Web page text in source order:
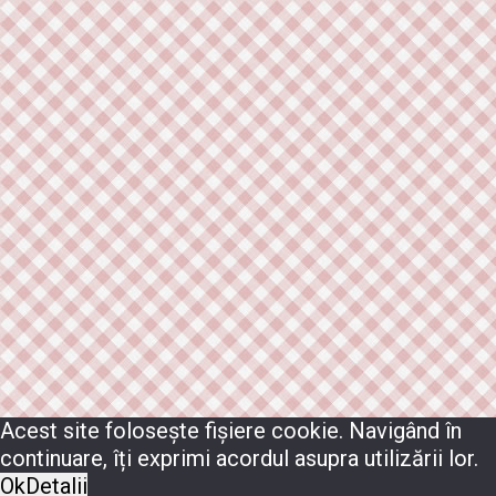
Acest site folosește fișiere cookie. Navigând în
continuare, îți exprimi acordul asupra utilizării lor.
OkDetalii